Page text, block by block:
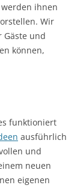
ihnen
Wir
und
können,
funktioniert
ausführlich
und
neuen
eigenen